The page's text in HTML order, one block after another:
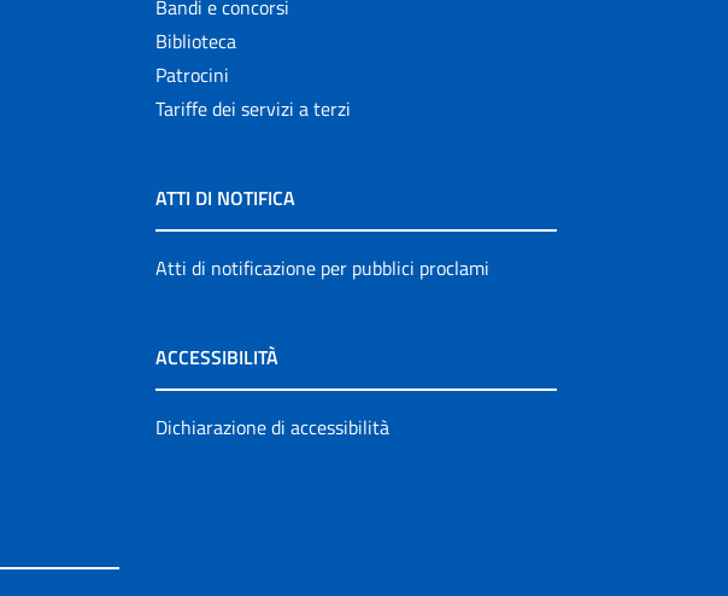
Bandi e concorsi
Biblioteca
Patrocini
Tariffe dei servizi a terzi
ATTI DI NOTIFICA
Atti di notificazione per pubblici proclami
ACCESSIBILITÀ
Dichiarazione di accessibilità